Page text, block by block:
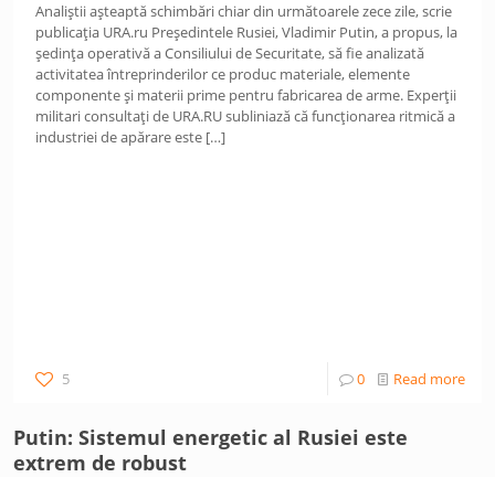
Analiștii așteaptă schimbări chiar din următoarele zece zile, scrie
publicația URA.ru Președintele Rusiei, Vladimir Putin, a propus, la
ședința operativă a Consiliului de Securitate, să fie analizată
activitatea întreprinderilor ce produc materiale, elemente
componente și materii prime pentru fabricarea de arme. Experții
militari consultați de URA.RU subliniază că funcționarea ritmică a
industriei de apărare este […]
5 0 Read more
Putin: Sistemul energetic al Rusiei este
extrem de robust